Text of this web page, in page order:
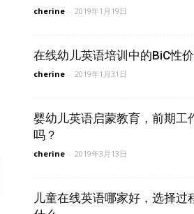
cherine - 2019年1月19日
在线幼儿英语培训中的BiC性
cherine - 2019年1月31日
婴幼儿英语启蒙教育，前期工
吗？
cherine - 2019年3月13日
儿童在线英语哪家好，选择过